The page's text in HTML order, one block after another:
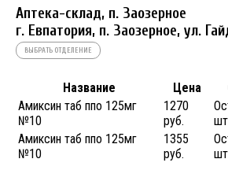
Аптека-склад, п. Заозерное
г. Евпатория, п. Заозерное, ул.
ВЫБРАТЬ ОТДЕЛЕНИЕ
Название Цена
Амиксин таб ппо 125мг
№10
1270
руб.
Амиксин таб ппо 125мг
№10
1355
руб.